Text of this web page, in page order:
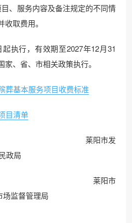
目、服务内容及备注规定的不同情
取费用。
执行，有效期至2027年12月31
、省、市相关政策执行。
葬基本服务项目收费标准
目清单
市发
政局
市
督管理局